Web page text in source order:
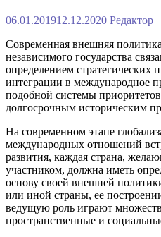
06.01.201912.12.2020 Редактор
Современная внешняя
независимого государства
определением стратегических
интеграции в международное
подобной системы приоритетов
долгосрочным историческим
На современном этапе
международных отношений
развития, каждая страна,
участником, должна иметь
основу своей внешней
или иной страны, ее
ведущую роль играют
пространственные и